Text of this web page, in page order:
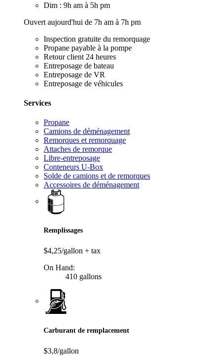
Dim : 9h am à 5h pm
Ouvert aujourd'hui de 7h am à 7h pm
Inspection gratuite du remorquage
Propane payable à la pompe
Retour client 24 heures
Entreposage de bateau
Entreposage de VR
Entreposage de véhicules
Services
Propane
Camions de déménagement
Remorques et remorquage
Attaches de remorque
Libre-entreposage
Conteneurs U-Box
Solde de camions et de remorques
Accessoires de déménagement
Remplissages
$4,25/gallon + tax
On Hand:
410 gallons
Carburant de remplacement
$3,8/gallon